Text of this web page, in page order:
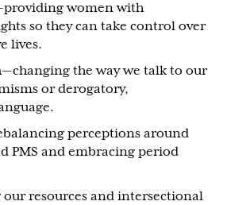
providing women with
so they can take control over
lives.
— changing the way we talk to our
or derogatory,
perceptions around
PMS and embracing period
our resources and intersectional